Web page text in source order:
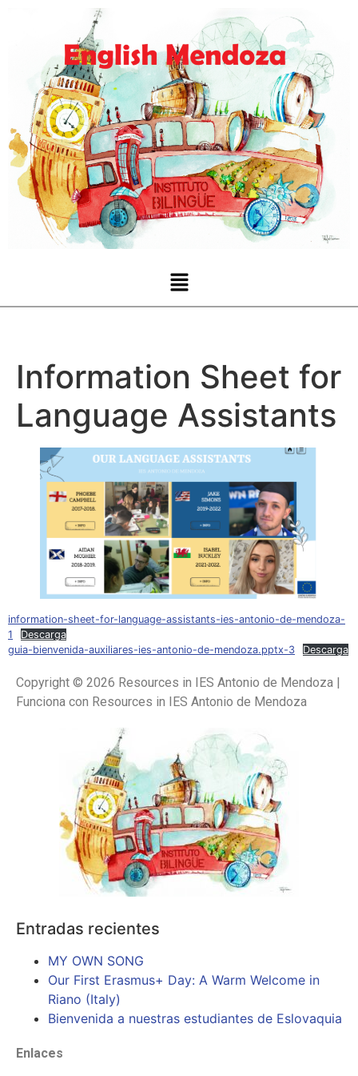
Information Sheet for
Language Assistants
information-sheet-for-language-assistants-ies-antonio-de-mendoza-
1
Descarga
guia-bienvenida-auxiliares-ies-antonio-de-mendoza.pptx-3
Descarga
Copyright © 2026 Resources in IES Antonio de Mendoza |
Funciona con Resources in IES Antonio de Mendoza
Entradas recientes
MY OWN SONG
Our First Erasmus+ Day: A Warm Welcome in
Riano (Italy)
Bienvenida a nuestras estudiantes de Eslovaquia
Enlaces